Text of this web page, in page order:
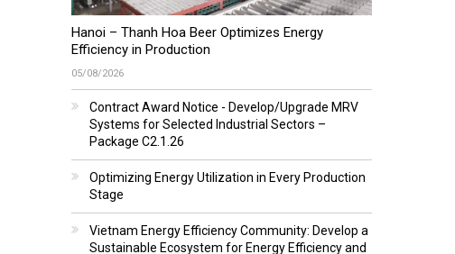
Hanoi – Thanh Hoa Beer Optimizes Energy
Efficiency in Production
05/08/2026
Contract Award Notice - Develop/Upgrade MRV
Systems for Selected Industrial Sectors –
Package C2.1.26
Optimizing Energy Utilization in Every Production
Stage
Vietnam Energy Efficiency Community: Develop a
Sustainable Ecosystem for Energy Efficiency and